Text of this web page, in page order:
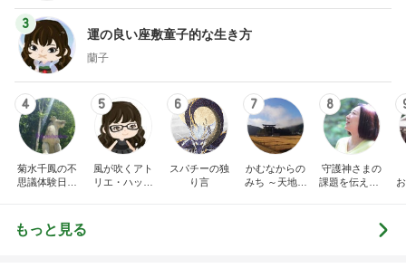
3
運の良い座敷童子的な生き方
蘭子
4
菊水千鳳の不
思議体験日記
神仏との橋渡
し役をさせて
5
風が吹くアト
リエ・ハッピ
6
スパチーの独
り言
7
かむなからの
みち ～天地悠
8
守護神さまの
課題を伝える♪
もっと見る